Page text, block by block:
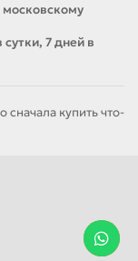
московскому
7 дней в
купить что-